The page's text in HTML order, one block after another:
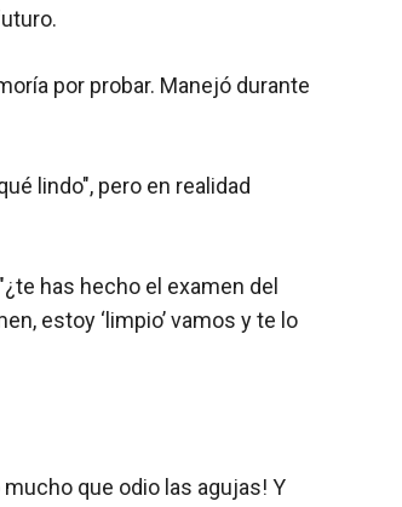
por probar. Manejó durante
lindo", pero en realidad
has hecho el examen del
estoy ‘limpio’ vamos y te lo
que odio las agujas! Y